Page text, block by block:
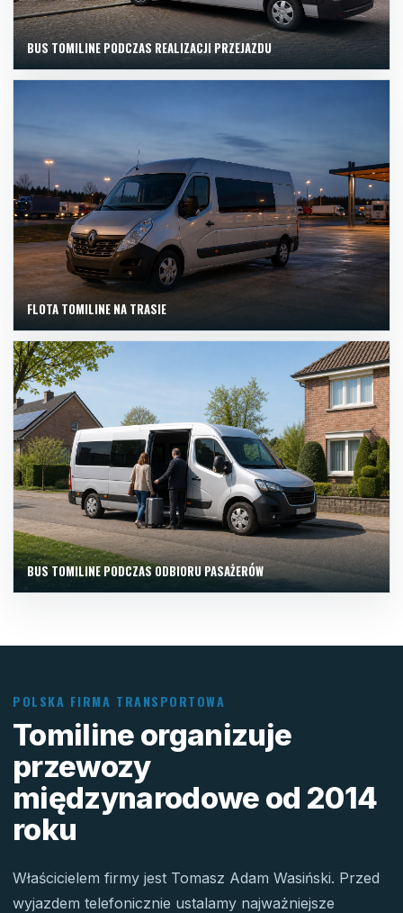
BUS TOMILINE PODCZAS REALIZACJI PRZEJAZDU
FLOTA TOMILINE NA TRASIE
BUS TOMILINE PODCZAS ODBIORU PASAŻERÓW
POLSKA FIRMA TRANSPORTOWA
Tomiline organizuje
przewozy
międzynarodowe od 2014
roku
Właścicielem firmy jest Tomasz Adam Wasiński. Przed
wyjazdem telefonicznie ustalamy najważniejsze